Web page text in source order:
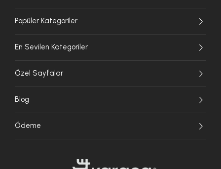
Popüler Kategoriler
En Sevilen Kategoriler
Özel Sayfalar
Blog
Ödeme